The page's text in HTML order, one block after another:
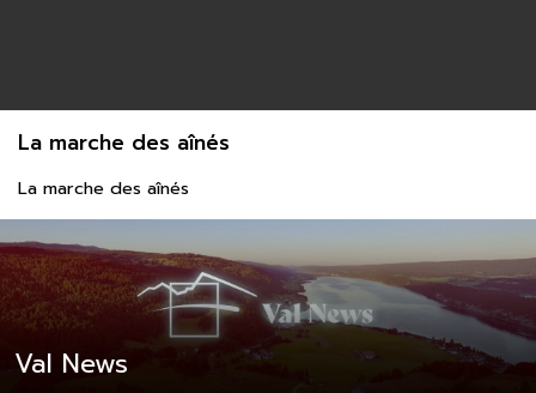
Val News
La marche des aînés
La marche des aînés